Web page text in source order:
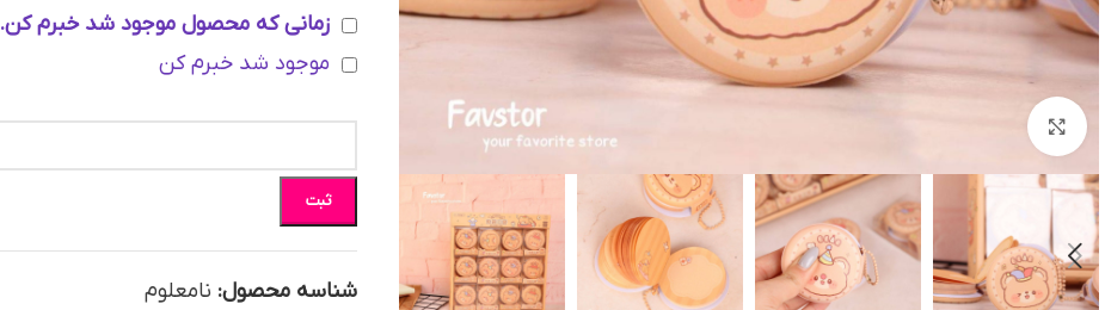
زمانی که محصول موجود شد خبرم کن.
موجود شد خبرم کن
ثبت
شناسه محصول: نامعلوم